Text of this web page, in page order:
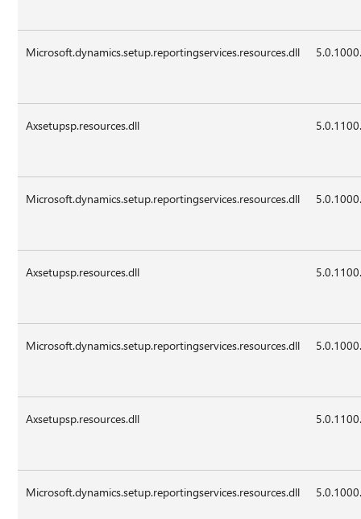
Microsoft.dynamics.setup.reportingservices.resources.dll
Axsetupsp.resources.dll
Microsoft.dynamics.setup.reportingservices.resources.dll
Axsetupsp.resources.dll
Microsoft.dynamics.setup.reportingservices.resources.dll
Axsetupsp.resources.dll
Microsoft.dynamics.setup.reportingservices.resources.dll